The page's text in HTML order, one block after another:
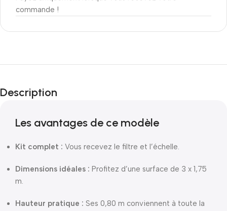
commande !
Description
Les avantages de ce modèle
Kit complet : Vous recevez le filtre et l’échelle.
Dimensions idéales : Profitez d’une surface de 3 x 1,75
m.
Hauteur pratique : Ses 0,80 m conviennent à toute la